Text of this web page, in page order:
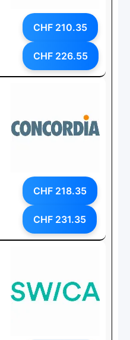
CHF 210.35
CHF 226.55
CHF 218.35
CHF 231.35